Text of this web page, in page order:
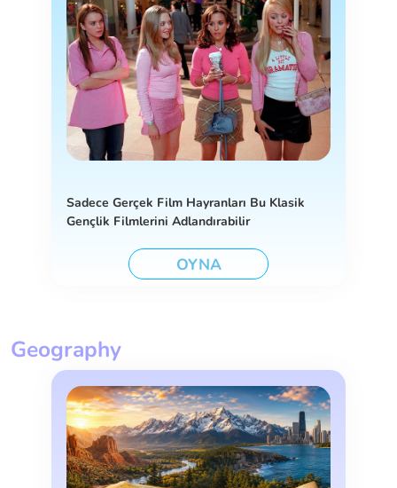
Sadece Gerçek Film Hayranları Bu Klasik
Gençlik Filmlerini Adlandırabilir
OYNA
Geography